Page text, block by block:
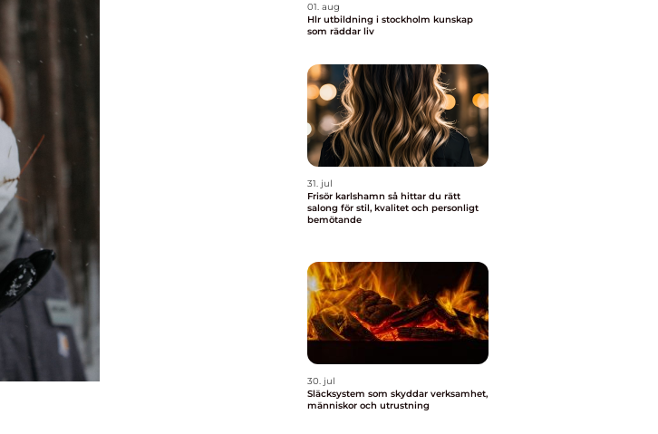
01. aug
Hlr utbildning i stockholm kunskap
som räddar liv
31. jul
Frisör karlshamn så hittar du rätt
salong för stil, kvalitet och personligt
bemötande
30. jul
Släcksystem som skyddar verksamhet,
människor och utrustning